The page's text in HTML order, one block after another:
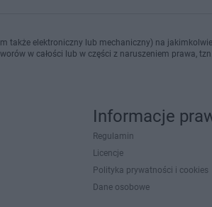
także elektroniczny lub mechaniczny) na
w całości lub w części z naruszeniem prawa,
Informacje
Regulamin
Licencje
Polityka prywatności i cookies
Dane osobowe